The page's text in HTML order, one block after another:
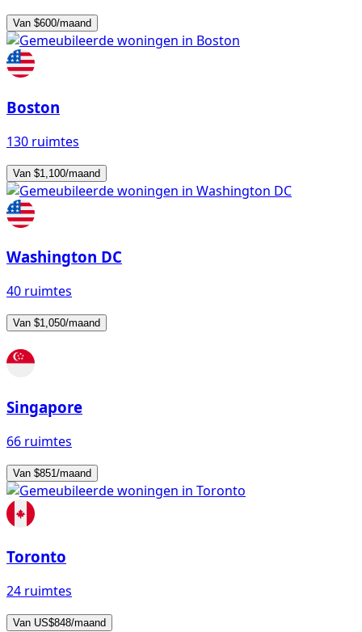
Van $600/maand
Boston
130 ruimtes
Van $1,100/maand
Washington DC
40 ruimtes
Van $1,050/maand
Singapore
66 ruimtes
Van $851/maand
Toronto
24 ruimtes
Van US$848/maand